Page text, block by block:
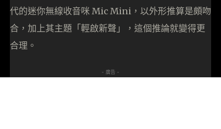
代的迷你無線收音咪 Mic Mini，以外形推算是頗吻
合，加上其主題「輕啟新聲」，這個推論就變得更
合理。
- 廣告 -